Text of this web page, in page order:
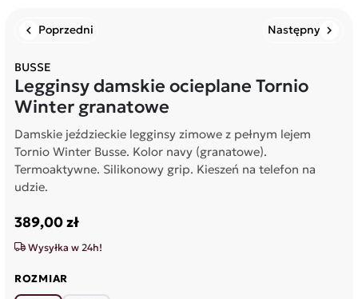
chevron_left Poprzedni Następny chevron_right
BUSSE
Legginsy damskie ocieplane Tornio
Winter granatowe
Damskie jeździeckie legginsy zimowe z pełnym lejem
Tornio Winter Busse. Kolor navy (granatowe).
Termoaktywne. Silikonowy grip. Kieszeń na telefon na
udzie.
389,00 zł
Wysyłka w 24h!
ROZMIAR